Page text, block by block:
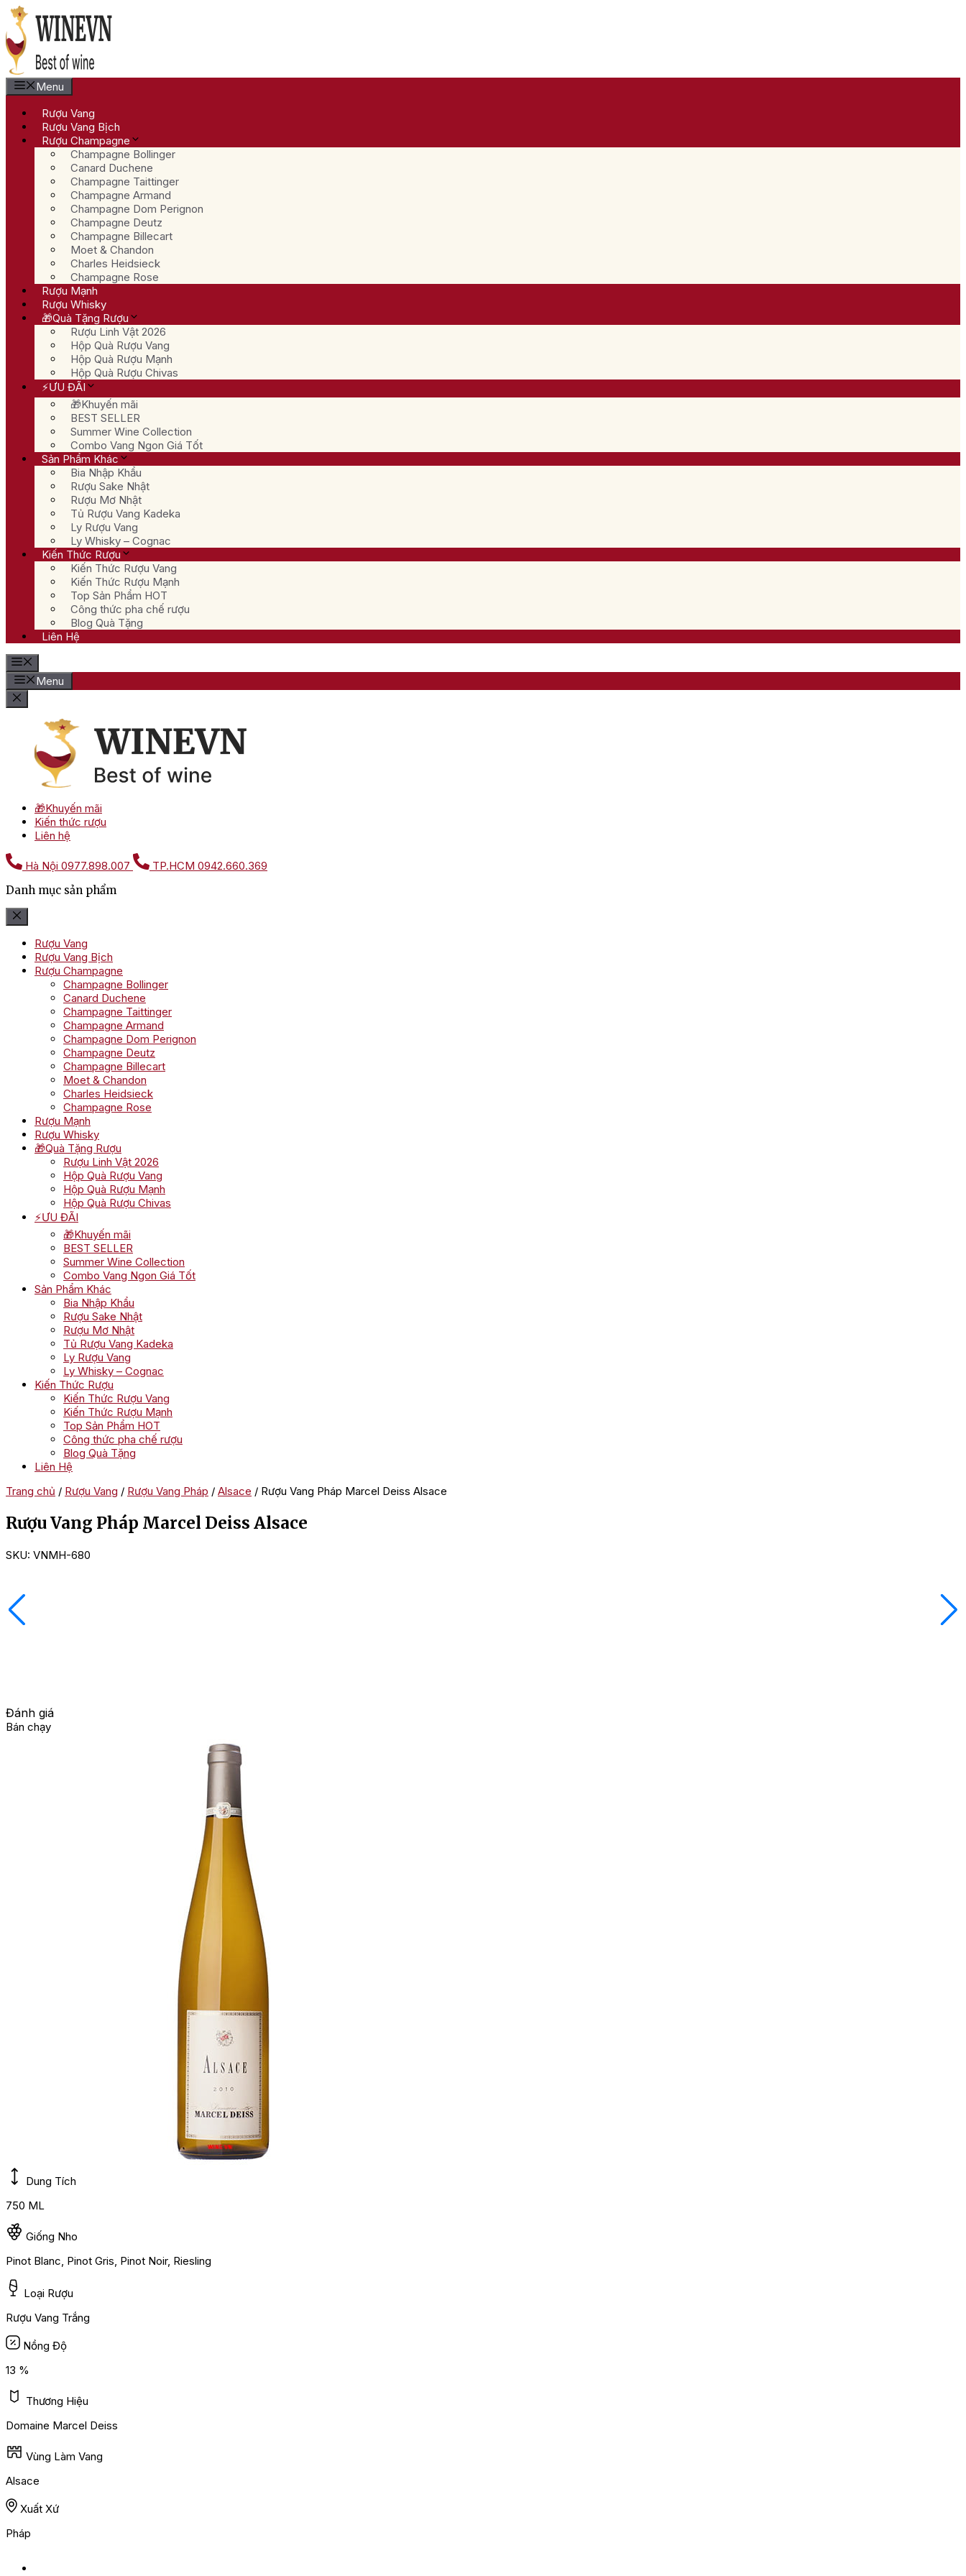
Chuyển
đến
nội
dung
Menu
Rượu Vang
Rượu Vang Bịch
Rượu Champagne
Champagne Bollinger
Canard Duchene
Champagne Taittinger
Champagne Armand
Champagne Dom Perignon
Champagne Deutz
Champagne Billecart
Moet & Chandon
Charles Heidsieck
Champagne Rose
Rượu Mạnh
Rượu Whisky
🎁Quà Tặng Rượu
Rượu Linh Vật 2026
Hộp Quà Rượu Vang
Hộp Quà Rượu Mạnh
Hộp Quà Rượu Chivas
⚡ƯU ĐÃI
🎁Khuyến mãi
BEST SELLER
Summer Wine Collection
Combo Vang Ngon Giá Tốt
Sản Phẩm Khác
Bia Nhập Khẩu
Rượu Sake Nhật
Rượu Mơ Nhật
Tủ Rượu Vang Kadeka
Ly Rượu Vang
Ly Whisky – Cognac
Kiến Thức Rượu
Kiến Thức Rượu Vang
Kiến Thức Rượu Mạnh
Top Sản Phẩm HOT
Công thức pha chế rượu
Blog Quà Tặng
Liên Hệ
Menu
🎁Khuyến mãi
Kiến thức rượu
Liên hệ
Hà Nội 0977.898.007 TP.HCM 0942.660.369
Danh mục sản phẩm
Rượu Vang
Rượu Vang Bịch
Rượu Champagne
Champagne Bollinger
Canard Duchene
Champagne Taittinger
Champagne Armand
Champagne Dom Perignon
Champagne Deutz
Champagne Billecart
Moet & Chandon
Charles Heidsieck
Champagne Rose
Rượu Mạnh
Rượu Whisky
🎁Quà Tặng Rượu
Rượu Linh Vật 2026
Hộp Quà Rượu Vang
Hộp Quà Rượu Mạnh
Hộp Quà Rượu Chivas
⚡ƯU ĐÃI
🎁Khuyến mãi
BEST SELLER
Summer Wine Collection
Combo Vang Ngon Giá Tốt
Sản Phẩm Khác
Bia Nhập Khẩu
Rượu Sake Nhật
Rượu Mơ Nhật
Tủ Rượu Vang Kadeka
Ly Rượu Vang
Ly Whisky – Cognac
Kiến Thức Rượu
Kiến Thức Rượu Vang
Kiến Thức Rượu Mạnh
Top Sản Phẩm HOT
Công thức pha chế rượu
Blog Quà Tặng
Liên Hệ
Trang chủ / Rượu Vang / Rượu Vang Pháp / Alsace / Rượu Vang Pháp Marcel Deiss Alsace
Rượu Vang Pháp Marcel Deiss Alsace
SKU: VNMH-680
Đánh giá
Bán chạy
Dung Tích
750 ML
Giống Nho
Pinot Blanc, Pinot Gris, Pinot Noir, Riesling
Loại Rượu
Rượu Vang Trắng
Nồng Độ
13 %
Thương Hiệu
Domaine Marcel Deiss
Vùng Làm Vang
Alsace
Xuất Xứ
Pháp